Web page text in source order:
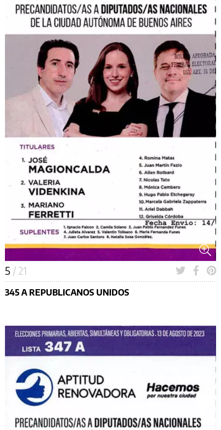
5 / 21
345 A REPUBLICANOS UNIDOS